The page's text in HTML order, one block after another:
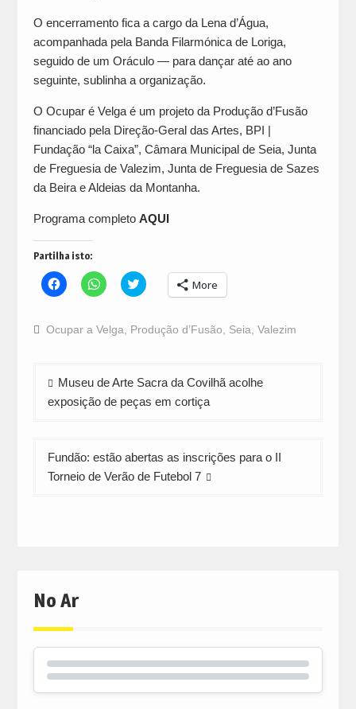
O encerramento fica a cargo da Lena d’Água,
acompanhada pela Banda Filarmónica de Loriga,
seguido de um Oráculo — para dançar até ao ano
seguinte, sublinha a organização.
O Ocupar é Velga é um projeto da Produção d’Fusão
financiado pela Direção-Geral das Artes, BPI |
Fundação “la Caixa”, Câmara Municipal de Seia, Junta
de Freguesia de Valezim, Junta de Freguesia de Sazes
da Beira e Aldeias da Montanha.
Programa completo AQUI
Partilha isto:
Click
to
Facebook
(Opens
Click
to
WhatsApp
(Opens
Click
to
Twitter
(Opens
More
Ocupar a Velga Produção d’Fusão Seia Valezim
Navegação
de
Museu de Arte Sacra da Covilhã acolhe
exposição de peças em cortiça
Fundão: estão abertas as inscrições para o II
Torneio de Verão de Futebol 7
No Ar